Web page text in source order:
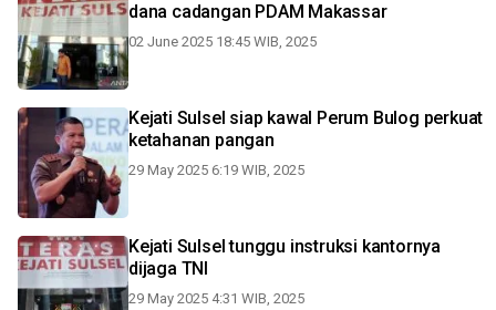
dana cadangan PDAM Makassar
02 June 2025 18:45 WIB, 2025
Kejati Sulsel siap kawal Perum Bulog perkuat
ketahanan pangan
29 May 2025 6:19 WIB, 2025
Kejati Sulsel tunggu instruksi kantornya
dijaga TNI
29 May 2025 4:31 WIB, 2025